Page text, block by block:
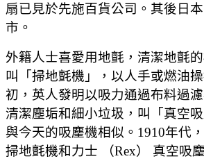
扇已見於先施百貨公司。其後日
市。
外籍人士喜愛用地氈，清潔地氈
叫「掃地氈機」，以人手或燃油
初，英人發明以吸力通過布料過
清潔塵垢和細小垃圾，叫「真空
與今天的吸麈機相似。1910年代，
掃地氈機和力士 （Rex） 真空吸